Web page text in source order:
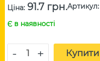
Ціна: 91.7 грн.Артикул:
Є в наявності
- + Купити